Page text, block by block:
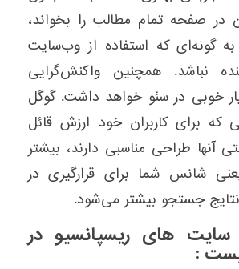
در صفحه تمام مطالب را بخواند،
به گونه‌ای که استفاده از وب‌سایت
نباشد. همچنین واکنش‌گرایی
خوبی در سئو خواهد داشت. گوگل
که برای کاربران خود ارزش قائل
آنها طراحی مناسبی دارند، بیشتر
شانس شما برای قرارگیری در
جستجو بیشتر می‌شود.
های ریسپانسیو در
: